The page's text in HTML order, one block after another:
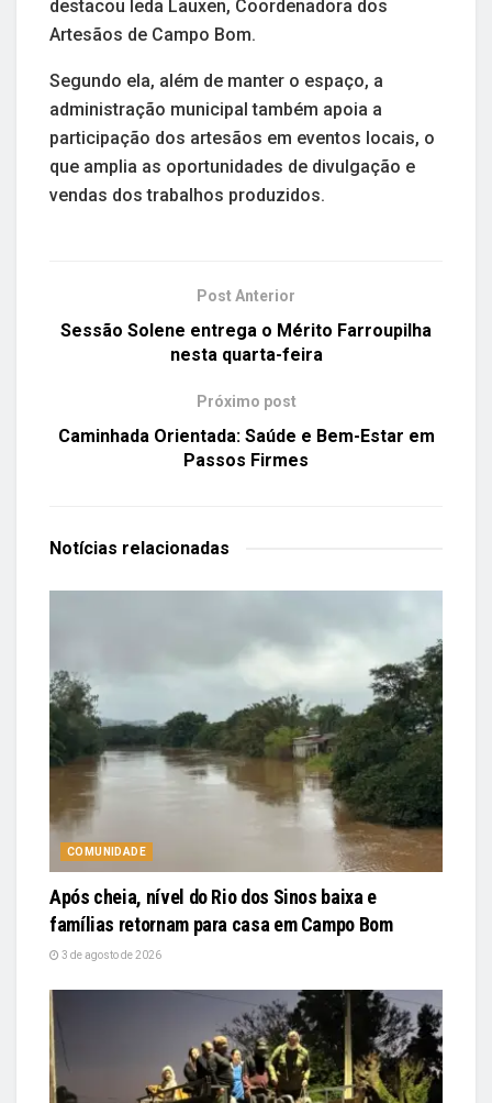
destacou Ieda Lauxen, Coordenadora dos
Artesãos de Campo Bom.
Segundo ela, além de manter o espaço, a
administração municipal também apoia a
participação dos artesãos em eventos locais, o
que amplia as oportunidades de divulgação e
vendas dos trabalhos produzidos.
Post Anterior
Sessão Solene entrega o Mérito Farroupilha
nesta quarta-feira
Próximo post
Caminhada Orientada: Saúde e Bem-Estar em
Passos Firmes
Notícias relacionadas
COMUNIDADE
Após cheia, nível do Rio dos Sinos baixa e
famílias retornam para casa em Campo Bom
3 de agosto de 2026